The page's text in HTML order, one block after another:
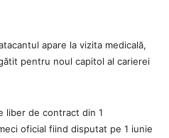
apare la vizita medicală,
pentru noul capitol al carierei
liber de contract din 1
oficial fiind disputat pe 1 iunie